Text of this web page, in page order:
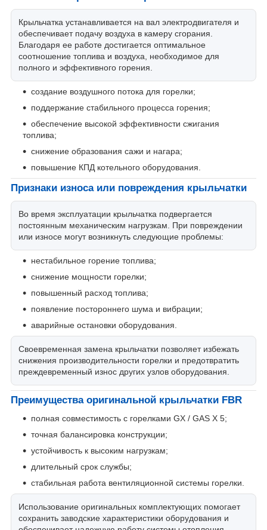
Крыльчатка устанавливается на вал электродвигателя и
обеспечивает подачу воздуха в камеру сгорания.
Благодаря ее работе достигается оптимальное
соотношение топлива и воздуха, необходимое для
полного и эффективного горения.
создание воздушного потока для горелки;
поддержание стабильного процесса горения;
обеспечение высокой эффективности сжигания
топлива;
снижение образования сажи и нагара;
повышение КПД котельного оборудования.
Признаки износа или повреждения крыльчатки
Во время эксплуатации крыльчатка подвергается
постоянным механическим нагрузкам. При повреждении
или износе могут возникнуть следующие проблемы:
нестабильное горение топлива;
снижение мощности горелки;
повышенный расход топлива;
появление постороннего шума и вибрации;
аварийные остановки оборудования.
Своевременная замена крыльчатки позволяет избежать
снижения производительности горелки и предотвратить
преждевременный износ других узлов оборудования.
Преимущества оригинальной крыльчатки FBR
полная совместимость с горелками GX / GAS X 5;
точная балансировка конструкции;
устойчивость к высоким нагрузкам;
длительный срок службы;
стабильная работа вентиляционной системы горелки.
Использование оригинальных комплектующих помогает
сохранить заводские характеристики оборудования и